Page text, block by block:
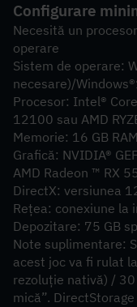
Configurare
Necesită un
operare
Sistem de operare:
necesare)/
Procesor: Intel®
12100 sau AMD
Memorie: 16 GB RAM
Grafică: NVIDIA®
AMD Radeon ™ RX
DirectX: versiunea
Rețea: conexiune la
Depozitare: 75 GB
Note suplimentare:
acest joc va fi rulat
rezoluție nativă) /
mică”.